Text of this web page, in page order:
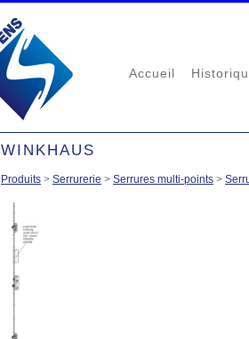
Accueil
WINKHAUS
Produits > Serrurerie > Serrures multi-points >